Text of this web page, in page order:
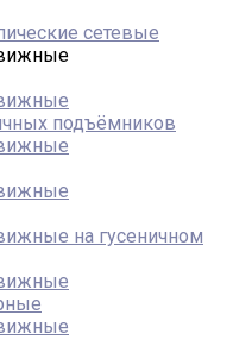
сетевые
подъёмников
на гусеничном